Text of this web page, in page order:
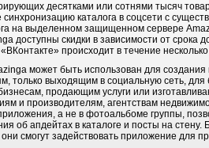
десятками или сотнями тысяч
каталога в соцсети с
на выделенном защищенном сервере
доступны скидки в зависимости от срока
происходит в течение
может быть использован для
только выходящим в социальную сеть, для
продающим услуги или
и производителям, агентствам
а не в фотоальбоме группы,
об апдейтах в каталоге и посты на
они смогут задействовать приложение для